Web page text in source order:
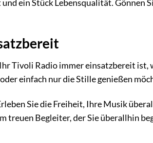
ein Stück Lebensqualität. Gönnen
Tivoli Radio immer einsatzbereit ist,
einfach nur die Stille genießen
Sie die Freiheit, Ihre Musik
treuen Begleiter, der Sie überallhin